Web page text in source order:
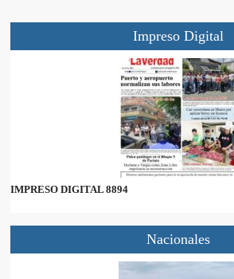
Impreso Digital
IMPRESO DIGITAL 8894
Nacionales